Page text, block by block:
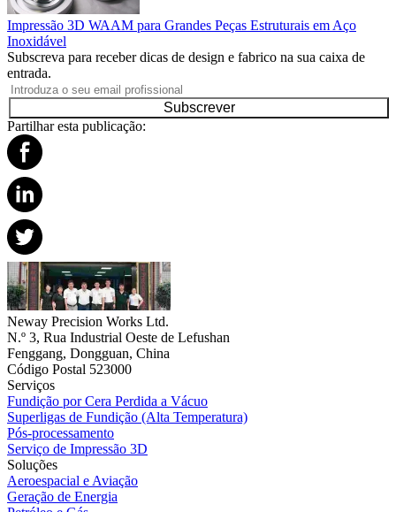
Impressão 3D WAAM para Grandes Peças Estruturais em Aço
Inoxidável
Subscreva para receber dicas de design e fabrico na sua caixa de
entrada.
Subscrever
Partilhar esta publicação:
Neway Precision Works Ltd.
N.º 3, Rua Industrial Oeste de Lefushan
Fenggang, Dongguan, China
Código Postal 523000
Serviços
Fundição por Cera Perdida a Vácuo
Superligas de Fundição (Alta Temperatura)
Pós-processamento
Serviço de Impressão 3D
Soluções
Aeroespacial e Aviação
Geração de Energia